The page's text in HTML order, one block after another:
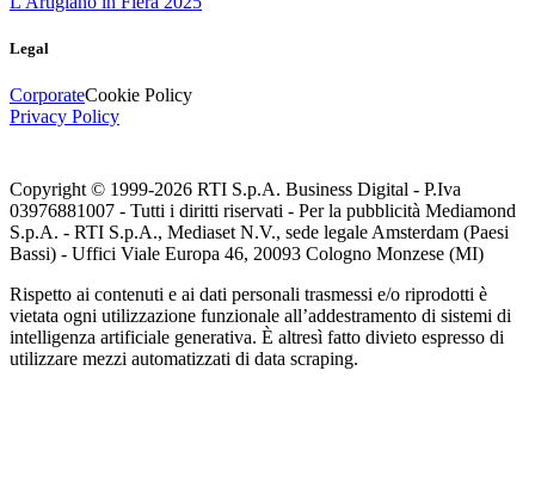
Legal
CorporateCookie Policy
Privacy Policy
Copyright © 1999-2026 RTI S.p.A. Business Digital - P.Iva
03976881007 - Tutti i diritti riservati - Per la pubblicità Mediamond
S.p.A. - RTI S.p.A., Mediaset N.V., sede legale Amsterdam (Paesi
Bassi) - Uffici Viale Europa 46, 20093 Cologno Monzese (MI)
Rispetto ai contenuti e ai dati personali trasmessi e/o riprodotti è
vietata ogni utilizzazione funzionale all’addestramento di sistemi di
intelligenza artificiale generativa. È altresì fatto divieto espresso di
utilizzare mezzi automatizzati di data scraping.